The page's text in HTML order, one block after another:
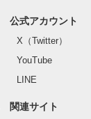
公式アカウント
X（Twitter）
YouTube
LINE
関連サイト